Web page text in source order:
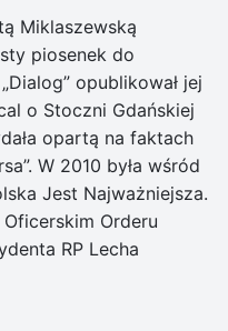
Miklaszewską
piosenek do
opublikował jej
o Stoczni Gdańskiej
opartą na faktach
W 2010 była wśród
Jest Najważniejsza.
Orderu
RP Lecha